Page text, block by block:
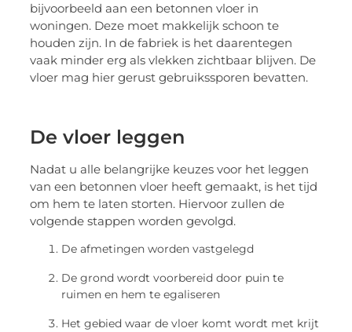
bijvoorbeeld aan een betonnen vloer in
woningen. Deze moet makkelijk schoon te
houden zijn. In de fabriek is het daarentegen
vaak minder erg als vlekken zichtbaar blijven. De
vloer mag hier gerust gebruikssporen bevatten.
De vloer leggen
Nadat u alle belangrijke keuzes voor het leggen
van een betonnen vloer heeft gemaakt, is het tijd
om hem te laten storten. Hiervoor zullen de
volgende stappen worden gevolgd.
De afmetingen worden vastgelegd
De grond wordt voorbereid door puin te
ruimen en hem te egaliseren
Het gebied waar de vloer komt wordt met krijt